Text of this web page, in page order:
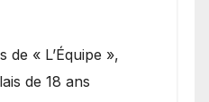
« L’Équipe »,
de 18 ans